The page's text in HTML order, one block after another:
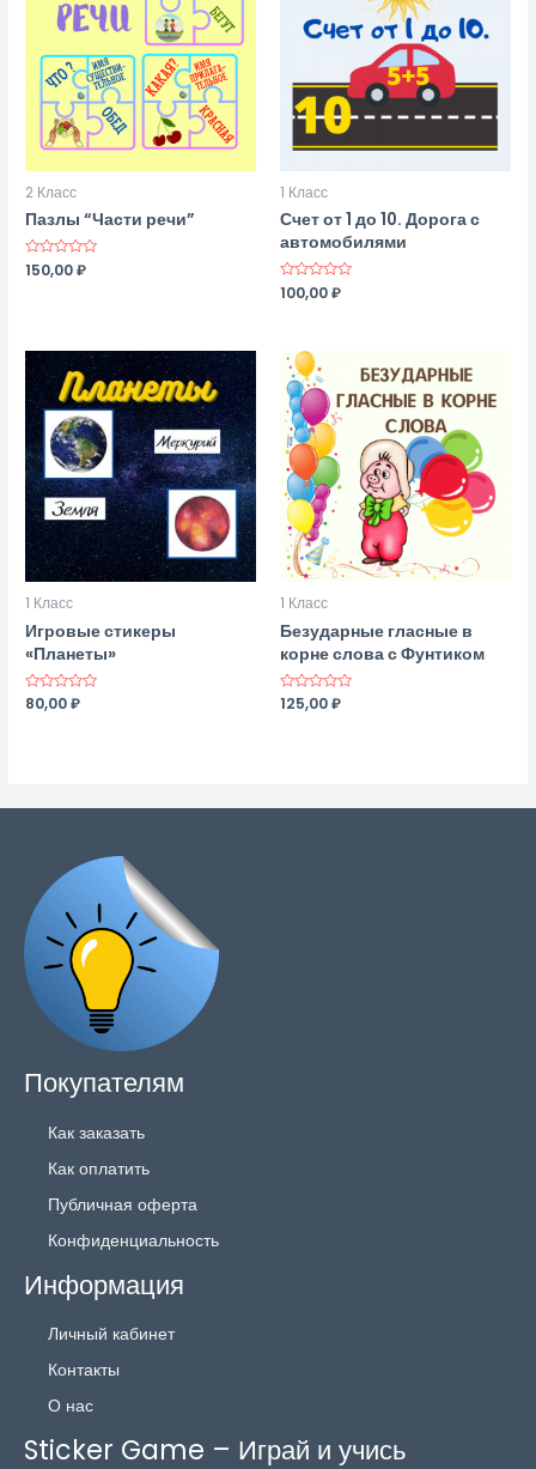
2 Класс
Пазлы “Части речи”
Оценка
0
150,00₽
1 Класс
Счет от 1 до 10. Дорога с
автомобилями
Оценка
0
100,00₽
1 Класс
Игровые стикеры
«Планеты»
Оценка
80,00₽
1 Класс
Безударные гласные в
корне слова с Фунтиком
Оценка
125,00₽
Покупателям
Как заказать
Как оплатить
Публичная оферта
Конфиденциальность
Информация
Личный кабинет
Контакты
О нас
Sticker Game – Играй и учись